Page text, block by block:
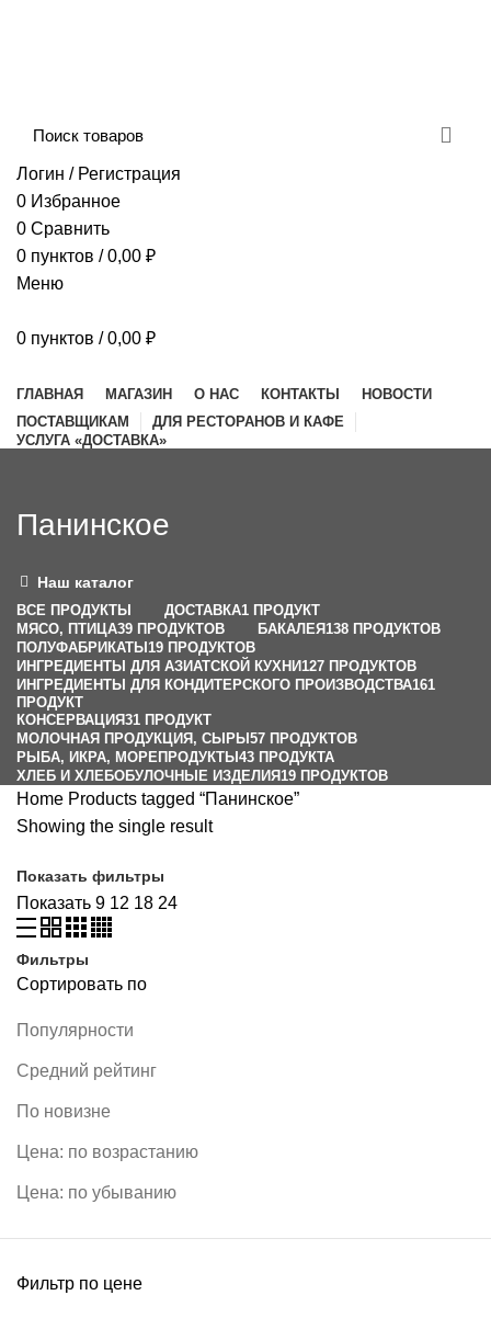
Логин / Регистрация
0 Избранное
0 Сравнить
0 пунктов / 0,00 ₽
Меню
0 пунктов / 0,00 ₽
ГЛАВНАЯ МАГАЗИН О НАС КОНТАКТЫ
НОВОСТИ
ПОСТАВЩИКАМ
ДЛЯ РЕСТОРАНОВ И КАФЕ
УСЛУГА «ДОСТАВКА»
Панинское
Наш каталог
ВСЕ ПРОДУКТЫ ДОСТАВКА1 ПРОДУКТ
МЯСО, ПТИЦА39 ПРОДУКТОВ БАКАЛЕЯ138 ПРОДУКТОВ
ПОЛУФАБРИКАТЫ19 ПРОДУКТОВ
ИНГРЕДИЕНТЫ ДЛЯ АЗИАТСКОЙ КУХНИ127 ПРОДУКТОВ
ИНГРЕДИЕНТЫ ДЛЯ КОНДИТЕРСКОГО ПРОИЗВОДСТВА161
ПРОДУКТ
КОНСЕРВАЦИЯ31 ПРОДУКТ
МОЛОЧНАЯ ПРОДУКЦИЯ, СЫРЫ57 ПРОДУКТОВ
РЫБА, ИКРА, МОРЕПРОДУКТЫ43 ПРОДУКТА
ХЛЕБ И ХЛЕБОБУЛОЧНЫЕ ИЗДЕЛИЯ19 ПРОДУКТОВ
Home Products tagged “Панинское”
Showing the single result
Показать фильтры
Показать 9 12 18 24
Фильтры
Сортировать по
Популярности
Средний рейтинг
По новизне
Цена: по возрастанию
Цена: по убыванию
Фильтр по цене